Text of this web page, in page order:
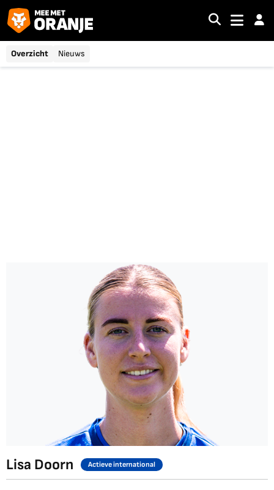
Overzicht Nieuws
Lisa Doorn Actieve international